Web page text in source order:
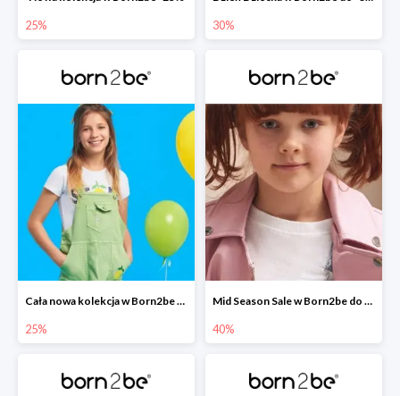
25% 30%
Cała nowa kolekcja w Born2be -25%
25%
Mid Season Sale w Born2be do -40%
40%